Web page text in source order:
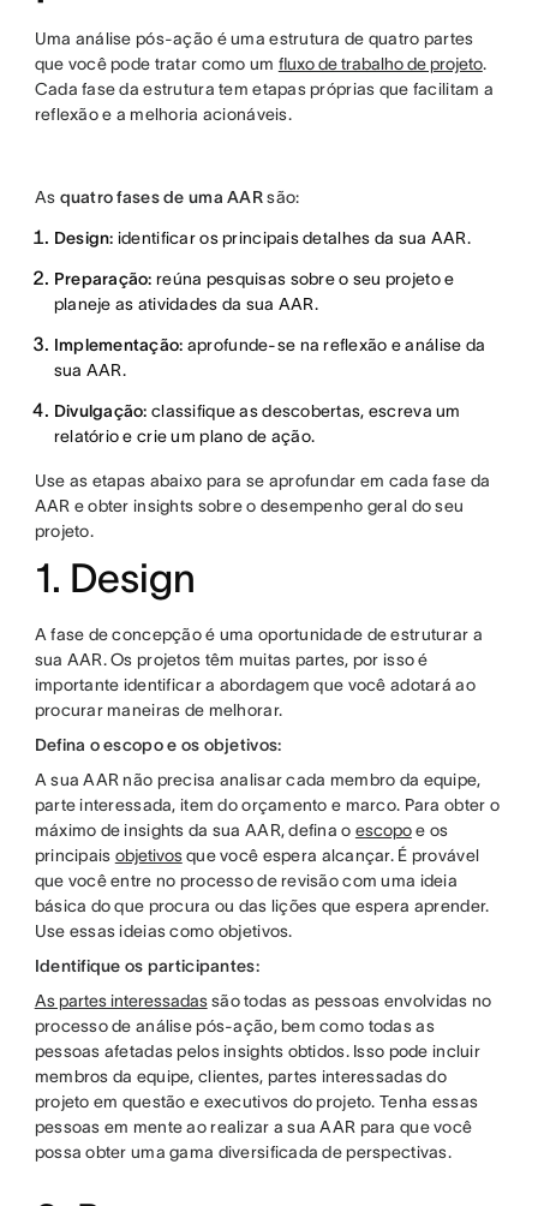
Uma análise pós-ação é uma estrutura de quatro partes
que você pode tratar como um fluxo de trabalho de projeto.
Cada fase da estrutura tem etapas próprias que facilitam a
reflexão e a melhoria acionáveis.
As quatro fases de uma AARsão:
Design: identificar os principais detalhes da sua AAR.
Preparação:reúna pesquisas sobre o seu projeto e
planeje as atividades da sua AAR.
Implementação: aprofunde-se na reflexão e análise da
sua AAR.
Divulgação:classifique as descobertas, escreva um
relatório e crie um plano de ação.
Use as etapas abaixo para se aprofundar em cada fase da
AAR e obter insights sobre o desempenho geral do seu
projeto.
1. Design
A fase de concepção é uma oportunidade de estruturar a
sua AAR. Os projetos têm muitas partes, por isso é
importante identificar a abordagem que você adotará ao
procurar maneiras de melhorar.
Defina o escopo e os objetivos:
A sua AAR não precisa analisar cada membro da equipe,
parte interessada, item do orçamento e marco. Para obter o
máximo de insights da sua AAR, defina o escopoe os
principais objetivosque você espera alcançar. É provável
que você entre no processo de revisão com uma ideia
básica do que procura ou das lições que espera aprender.
Use essas ideias como objetivos.
Identifique os participantes:
As partes interessadassão todas as pessoas envolvidas no
processo de análise pós-ação, bem como todas as
pessoas afetadas pelos insights obtidos. Isso pode incluir
membros da equipe, clientes, partes interessadas do
projeto em questão e executivos do projeto. Tenha essas
pessoas em mente ao realizar a sua AAR para que você
possa obter uma gama diversificada de perspectivas.